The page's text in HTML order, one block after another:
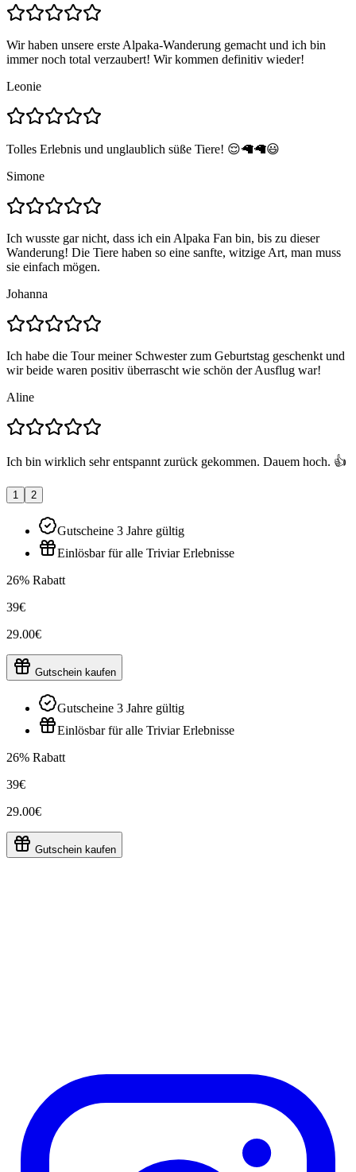
Wir haben unsere erste Alpaka-Wanderung gemacht und ich bin
immer noch total verzaubert! Wir kommen definitiv wieder!
Leonie
Tolles Erlebnis und unglaublich süße Tiere! 😌🦙🦙😃
Simone
Ich wusste gar nicht, dass ich ein Alpaka Fan bin, bis zu dieser
Wanderung! Die Tiere haben so eine sanfte, witzige Art, man muss
sie einfach mögen.
Johanna
Ich habe die Tour meiner Schwester zum Geburtstag geschenkt und
wir beide waren positiv überrascht wie schön der Ausflug war!
Aline
Ich bin wirklich sehr entspannt zurück gekommen. Dauem hoch. 👍
1 2
Gutscheine 3 Jahre gültig
Einlösbar für alle Triviar Erlebnisse
26% Rabatt
39€
29.00€
Gutschein kaufen
Gutscheine 3 Jahre gültig
Einlösbar für alle Triviar Erlebnisse
26% Rabatt
39€
29.00€
Gutschein kaufen